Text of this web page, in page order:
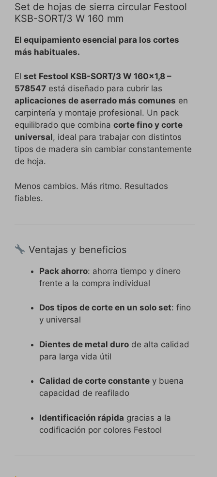
Set de hojas de sierra circular Festool
KSB-SORT/3 W 160 mm
El equipamiento esencial para los cortes
más habituales.
El set Festool KSB-SORT/3 W 160×1,8 –
578547 está diseñado para cubrir las
aplicaciones de aserrado más comunes en
carpintería y montaje profesional. Un pack
equilibrado que combina corte fino y corte
universal, ideal para trabajar con distintos
tipos de madera sin cambiar constantemente
de hoja.
Menos cambios. Más ritmo. Resultados
fiables.
Ventajas y beneficios
Pack ahorro: ahorra tiempo y dinero
frente a la compra individual
Dos tipos de corte en un solo set: fino
y universal
Dientes de metal duro de alta calidad
para larga vida útil
Calidad de corte constante y buena
capacidad de reafilado
Identificación rápida gracias a la
codificación por colores Festool